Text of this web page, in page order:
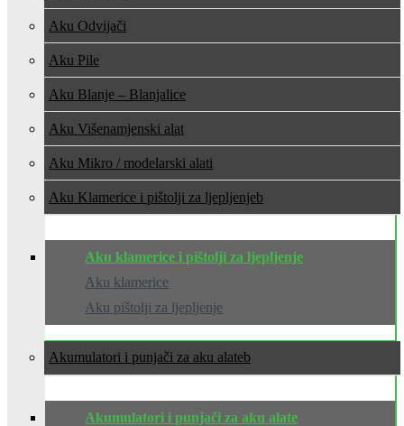
Aku Odvijači
Aku Pile
Aku Blanje – Blanjalice
Aku Višenamjenski alat
Aku Mikro / modelarski alati
Aku Klamerice i pištolji za ljepljenje
Aku klamerice i pištolji za ljepljenje
Aku klamerice
Aku pištolji za ljepljenje
Akumulatori i punjači za aku alate
Akumulatori i punjači za aku alate